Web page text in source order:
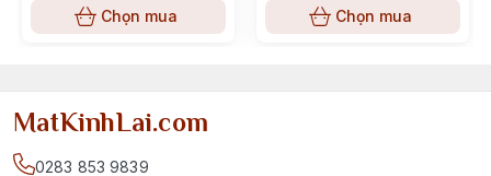
Chọn mua Chọn mua
MatKinhLai.com
0283 853 9839